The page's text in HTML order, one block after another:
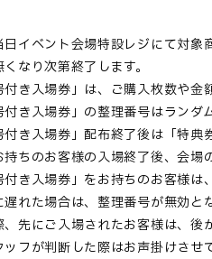
イベント会場特設レジにて対象
なり次第終了します。
き入場券」は、ご購入枚数や金
き入場券」の整理番号はランダ
き入場券」配布終了後は「特典
ちのお客様の入場終了後、会場
き入場券」をお持ちのお客様は
れた場合は、整理番号が無効と
先にご入場されたお客様は、後
フが判断した際はお声掛けさせ